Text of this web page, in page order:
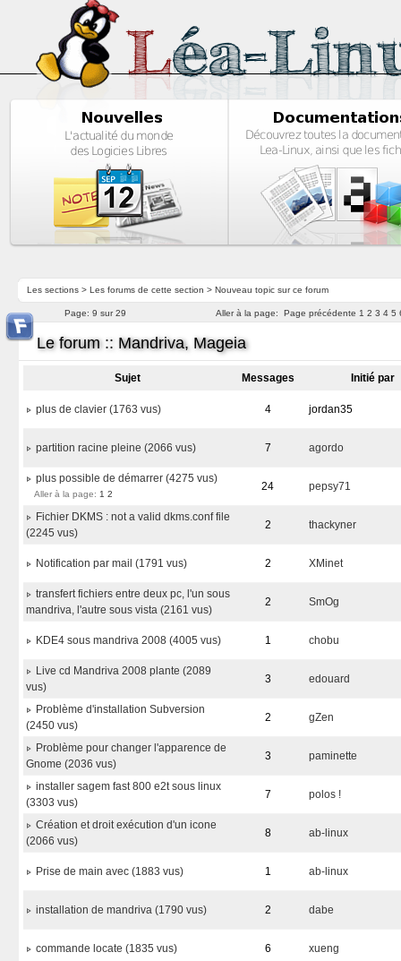
Les sections> Les forums de cette section > Nouveau topic sur ce forum
Aller à la page: Page précédente 1 2 3 4 5
Page: 9 sur 29
Le forum :: Mandriva, Mageia
Sujet Messages Initié par
plus de clavier (1763 vus) 4 jordan35
partition racine pleine (2066 vus) 7 agordo
plus possible de démarrer (4275 vus)
Aller à la page: 1 2
24 pepsy71
Fichier DKMS : not a valid dkms.conf file
(2245 vus)
2 thackyner
Notification par mail (1791 vus) 2 XMinet
transfert fichiers entre deux pc, l'un sous
mandriva, l'autre sous vista (2161 vus)
2 SmOg
KDE4 sous mandriva 2008 (4005 vus) 1 chobu
Live cd Mandriva 2008 plante (2089
vus)
3 edouard
Problème d'installation Subversion
(2450 vus)
2 gZen
Problème pour changer l'apparence de
Gnome (2036 vus)
3 paminette
installer sagem fast 800 e2t sous linux
(3303 vus)
7 polos !
Création et droit exécution d'un icone
(2066 vus)
8 ab-linux
Prise de main avec (1883 vus) 1 ab-linux
installation de mandriva (1790 vus) 2 dabe
commande locate (1835 vus) 6 xueng